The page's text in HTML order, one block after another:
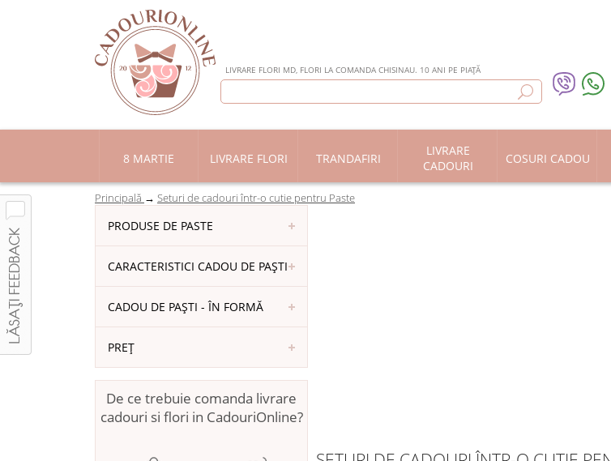
LIVRARE FLORI MD, FLORI LA COMANDA CHISINAU. 10 ANI PE PIAȚĂ
8 MARTIE LIVRARE FLORI TRANDAFIRI
LIVRARE
CADOURI
COSURI CADOU
Principală Seturi de cadouri într-o cutie pentru Paste
PRODUSE DE PASTE
CARACTERISTICI CADOU DE PAȘTI
CADOU DE PAȘTI - ÎN FORMĂ
PREȚ
De ce trebuie comanda livrare
cadouri si flori in CadouriOnline?